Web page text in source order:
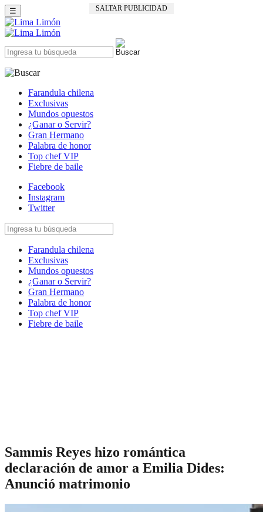
SALTAR PUBLICIDAD
☰
Farandula chilena
Exclusivas
Mundos opuestos
¿Ganar o Servir?
Gran Hermano
Palabra de honor
Top chef VIP
Fiebre de baile
Facebook
Instagram
Twitter
Farandula chilena
Exclusivas
Mundos opuestos
¿Ganar o Servir?
Gran Hermano
Palabra de honor
Top chef VIP
Fiebre de baile
Sammis Reyes hizo romántica
declaración de amor a Emilia Dides:
Anunció matrimonio